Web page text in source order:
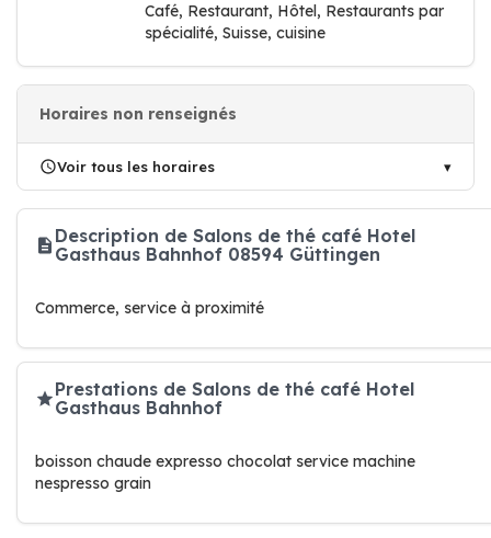
Café, Restaurant, Hôtel, Restaurants par
spécialité, Suisse, cuisine
Horaires non renseignés
Voir tous les horaires
Description de Salons de thé café Hotel
Gasthaus Bahnhof 08594 Güttingen
Commerce, service à proximité
Prestations de Salons de thé café Hotel
Gasthaus Bahnhof
boisson chaude expresso chocolat service machine
nespresso grain